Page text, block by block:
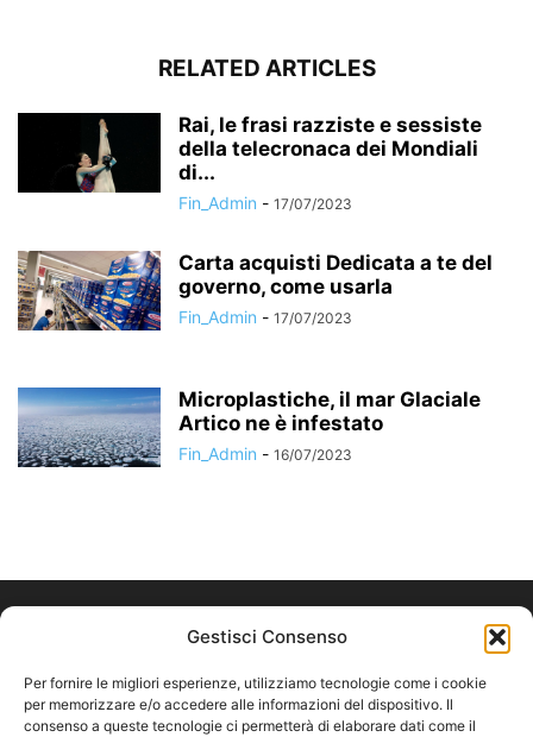
Gestisci Consenso
Per fornire le migliori esperienze, utilizziamo tecnologie come i cookie
per memorizzare e/o accedere alle informazioni del dispositivo. Il
consenso a queste tecnologie ci permetterà di elaborare dati come il
RELATED ARTICLES
Rai, le frasi razziste e sessiste
della telecronaca dei Mondiali
di...
Fin_Admin - 17/07/2023
Carta acquisti Dedicata a te del
governo, come usarla
Fin_Admin - 17/07/2023
Microplastiche, il mar Glaciale
Artico ne è infestato
Fin_Admin - 16/07/2023